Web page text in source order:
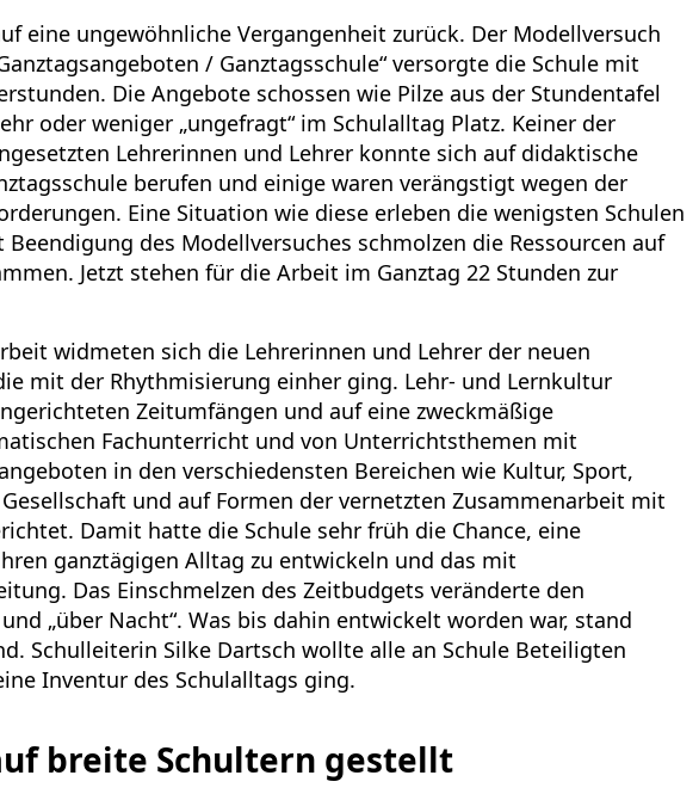
eine ungewöhnliche Vergangenheit zurück. Der Modellversuch
/ Ganztagsschule“ versorgte die Schule mit
Die Angebote schossen wie Pilze aus der Stundentafel
oder weniger „ungefragt“ im Schulalltag Platz. Keiner der
Lehrerinnen und Lehrer konnte sich auf didaktische
berufen und einige waren verängstigt wegen der
Eine Situation wie diese erleben die wenigsten Schulen
Beendigung des Modellversuches schmolzen die Ressourcen auf
Jetzt stehen für die Arbeit im Ganztag 22 Stunden zur
widmeten sich die Lehrerinnen und Lehrer der neuen
mit der Rhythmisierung einher ging. Lehr- und Lernkultur
Zeitumfängen und auf eine zweckmäßige
Fachunterricht und von Unterrichtsthemen mit
in den verschiedensten Bereichen wie Kultur, Sport,
und auf Formen der vernetzten Zusammenarbeit mit
Damit hatte die Schule sehr früh die Chance, eine
ganztägigen Alltag zu entwickeln und das mit
Das Einschmelzen des Zeitbudgets veränderte den
„über Nacht“. Was bis dahin entwickelt worden war, stand
Schulleiterin Silke Dartsch wollte alle an Schule Beteiligten
Inventur des Schulalltags ging.
breite Schultern gestellt